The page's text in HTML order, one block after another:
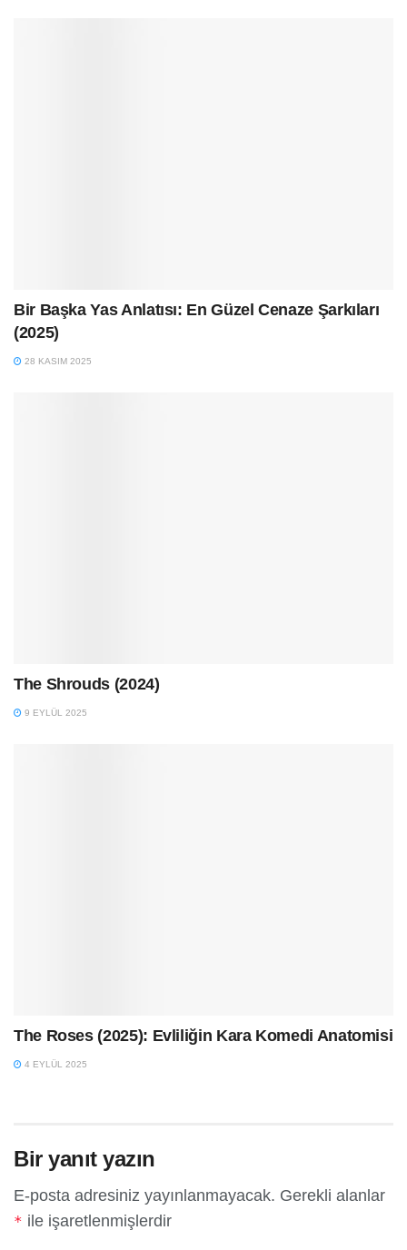
Bir Başka Yas Anlatısı: En Güzel Cenaze Şarkıları
(2025)
28 KASIM 2025
The Shrouds (2024)
9 EYLÜL 2025
The Roses (2025): Evliliğin Kara Komedi Anatomisi
4 EYLÜL 2025
Bir yanıt yazın
E-posta adresiniz yayınlanmayacak. Gerekli alanlar
* ile işaretlenmişlerdir